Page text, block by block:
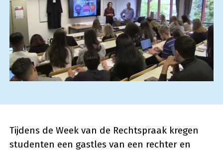
Tijdens de Week van de Rechtspraak kregen
studenten een gastles van een rechter en